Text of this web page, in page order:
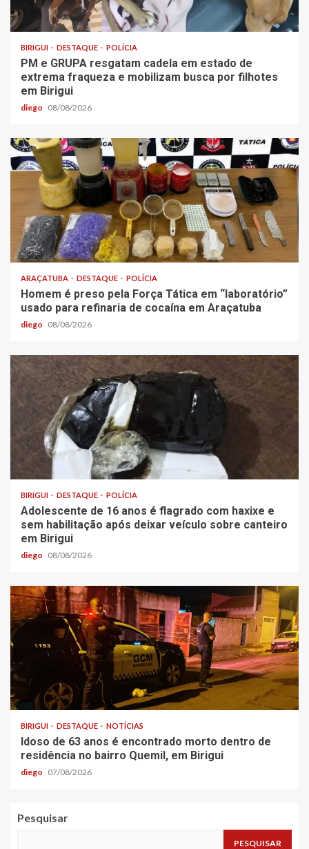
BIRIGUI DESTAQUE POLÍCIA
PM e GRUPA resgatam cadela em estado de
extrema fraqueza e mobilizam busca por filhotes
em Birigui
diego 08/08/2026
ARAÇATUBA DESTAQUE POLÍCIA
Homem é preso pela Força Tática em “laboratório”
usado para refinaria de cocaína em Araçatuba
diego 08/08/2026
BIRIGUI DESTAQUE POLÍCIA
Adolescente de 16 anos é flagrado com haxixe e
sem habilitação após deixar veículo sobre canteiro
em Birigui
diego 08/08/2026
BIRIGUI DESTAQUE NOTÍCIAS
Idoso de 63 anos é encontrado morto dentro de
residência no bairro Quemil, em Birigui
diego 07/08/2026
Pesquisar
PESQUISAR